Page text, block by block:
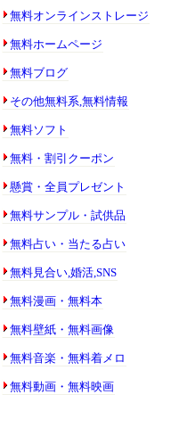
無料オンラインストレージ
無料ホームページ
無料ブログ
その他無料系,無料情報
無料ソフト
無料・割引クーポン
懸賞・全員プレゼント
無料サンプル・試供品
無料占い・当たる占い
無料見合い,婚活,SNS
無料漫画・無料本
無料壁紙・無料画像
無料音楽・無料着メロ
無料動画・無料映画